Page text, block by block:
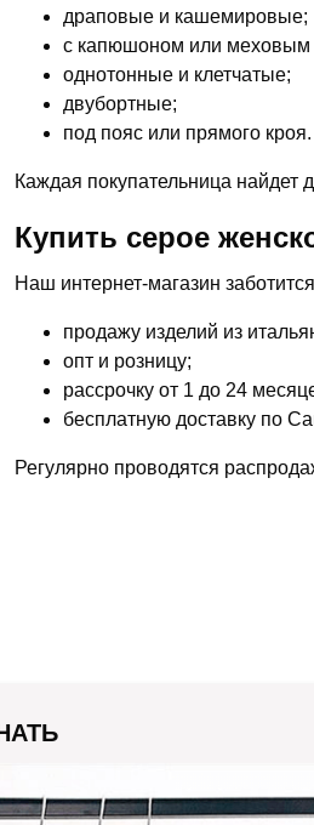
драповые и кашемировые;
с капюшоном или меховым
однотонные и клетчатые;
двубортные;
под пояс или прямого кроя.
Каждая покупательница найдет
Купить серое
Наш интернет-магазин
продажу изделий из
опт и розницу;
рассрочку от 1 до 24
бесплатную доставку по
Регулярно проводятся